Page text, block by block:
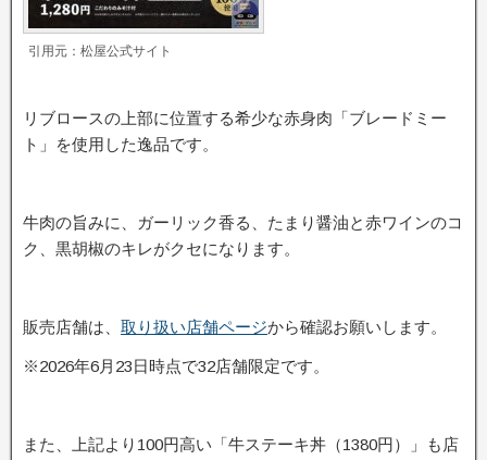
引用元：松屋公式サイト
リブロースの上部に位置する希少な赤身肉「ブレードミー
ト」を使用した逸品です。
牛肉の旨みに、ガーリック香る、たまり醤油と赤ワインのコ
ク、黒胡椒のキレがクセになります。
販売店舗は、 取り扱い店舗ページから確認お願いします。
※2026年6月23日時点で32店舗限定です。
また、上記より100円高い「牛ステーキ丼（1380円）」も店